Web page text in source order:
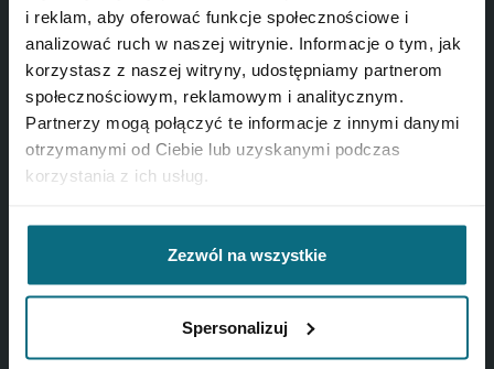
i reklam, aby oferować funkcje społecznościowe i
analizować ruch w naszej witrynie. Informacje o tym, jak
korzystasz z naszej witryny, udostępniamy partnerom
społecznościowym, reklamowym i analitycznym.
Partnerzy mogą połączyć te informacje z innymi danymi
otrzymanymi od Ciebie lub uzyskanymi podczas
korzystania z ich usług.
Zezwól na wszystkie
Spersonalizuj
CONTACT US
ul. Piękna 1A
00-477 Warszawa
NIP:527-26-44-731
e-mail:biuro@desahome.pl